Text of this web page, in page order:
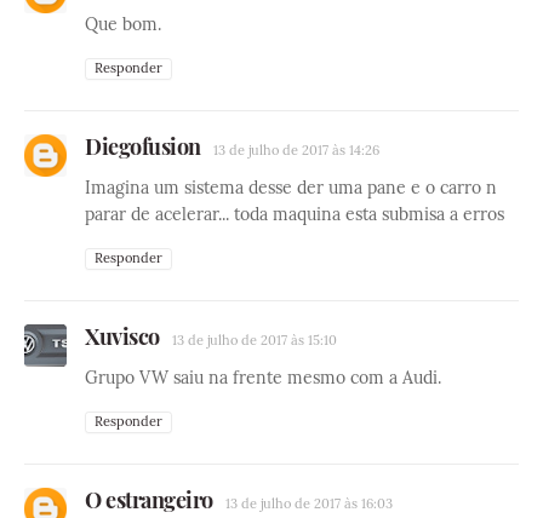
Que bom.
Responder
Diegofusion 13 de julho de 2017 às 14:26
Imagina um sistema desse der uma pane e o carro n
parar de acelerar... toda maquina esta submisa a erros
Responder
Xuvisco 13 de julho de 2017 às 15:10
Grupo VW saiu na frente mesmo com a Audi.
Responder
O estrangeiro 13 de julho de 2017 às 16:03